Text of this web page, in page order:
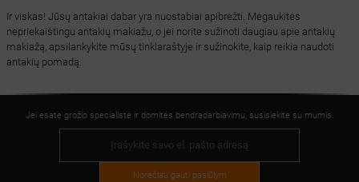
Ir viskas! Jūsų antakiai dabar yra nuostabiai apibrėžti. Mėgaukitės
nepriekaištingu antakių makiažu, o jei norite sužinoti daugiau apie antakių
makiažą, apsilankykite mūsų tinklaraštyje ir sužinokite, kaip reikia naudoti
antakių pomadą.
Jei esate grožio specialistė ir domitės bendradarbiavimu, susisiekite su mumis.
Norėčiau gauti pasiūlym